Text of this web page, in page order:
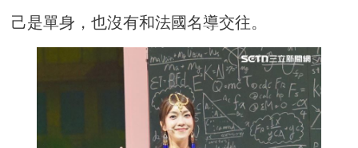
己是單身，也沒有和法國名導交往。